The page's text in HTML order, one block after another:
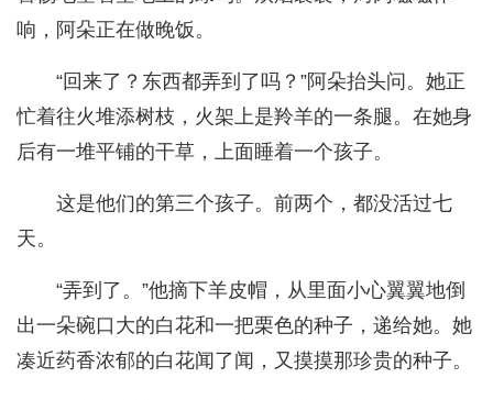
响，阿朵正在做晚饭。
“回来了？东西都弄到了吗？”阿朵抬头问。她正
忙着往火堆添树枝，火架上是羚羊的一条腿。在她身
后有一堆平铺的干草，上面睡着一个孩子。
这是他们的第三个孩子。前两个，都没活过七
天。
“弄到了。”他摘下羊皮帽，从里面小心翼翼地倒
出一朵碗口大的白花和一把栗色的种子，递给她。她
凑近药香浓郁的白花闻了闻，又摸摸那珍贵的种子。